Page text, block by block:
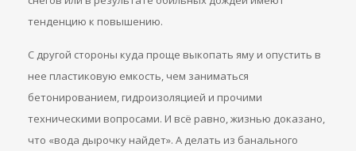
тенденцию к повышению.
С другой стороны куда проще выкопать яму и опустить в
нее пластиковую емкость, чем заниматься
бетонированием, гидроизоляцией и прочими
техническими вопросами. И всё равно, жизнью доказано,
что «вода дырочку найдет». А делать из банального